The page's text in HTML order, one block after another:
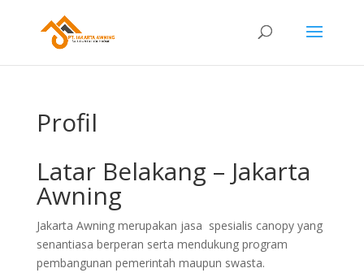
Profil
Latar Belakang – Jakarta
Awning
Jakarta Awning merupakan jasa spesialis canopy yang
senantiasa berperan serta mendukung program
pembangunan pemerintah maupun swasta.